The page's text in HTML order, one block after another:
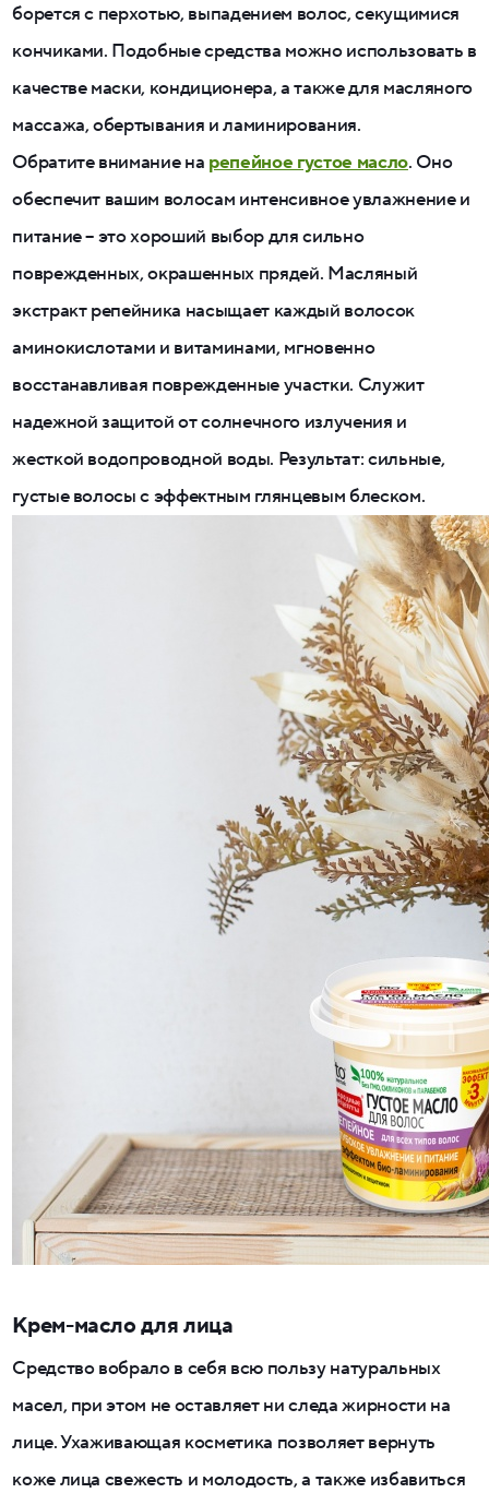
борется с перхотью, выпадением волос, секущимися
кончиками. Подобные средства можно использовать в
качестве маски, кондиционера, а также для масляного
массажа, обертывания и ламинирования.
Обратите внимание на репейное густое масло. Оно
обеспечит вашим волосам интенсивное увлажнение и
питание – это хороший выбор для сильно
поврежденных, окрашенных прядей. Масляный
экстракт репейника насыщает каждый волосок
аминокислотами и витаминами, мгновенно
восстанавливая поврежденные участки. Служит
надежной защитой от солнечного излучения и
жесткой водопроводной воды. Результат: сильные,
густые волосы с эффектным глянцевым блеском.
Крем-масло для лица
Средство вобрало в себя всю пользу натуральных
масел, при этом не оставляет ни следа жирности на
лице. Ухаживающая косметика позволяет вернуть
коже лица свежесть и молодость, а также избавиться